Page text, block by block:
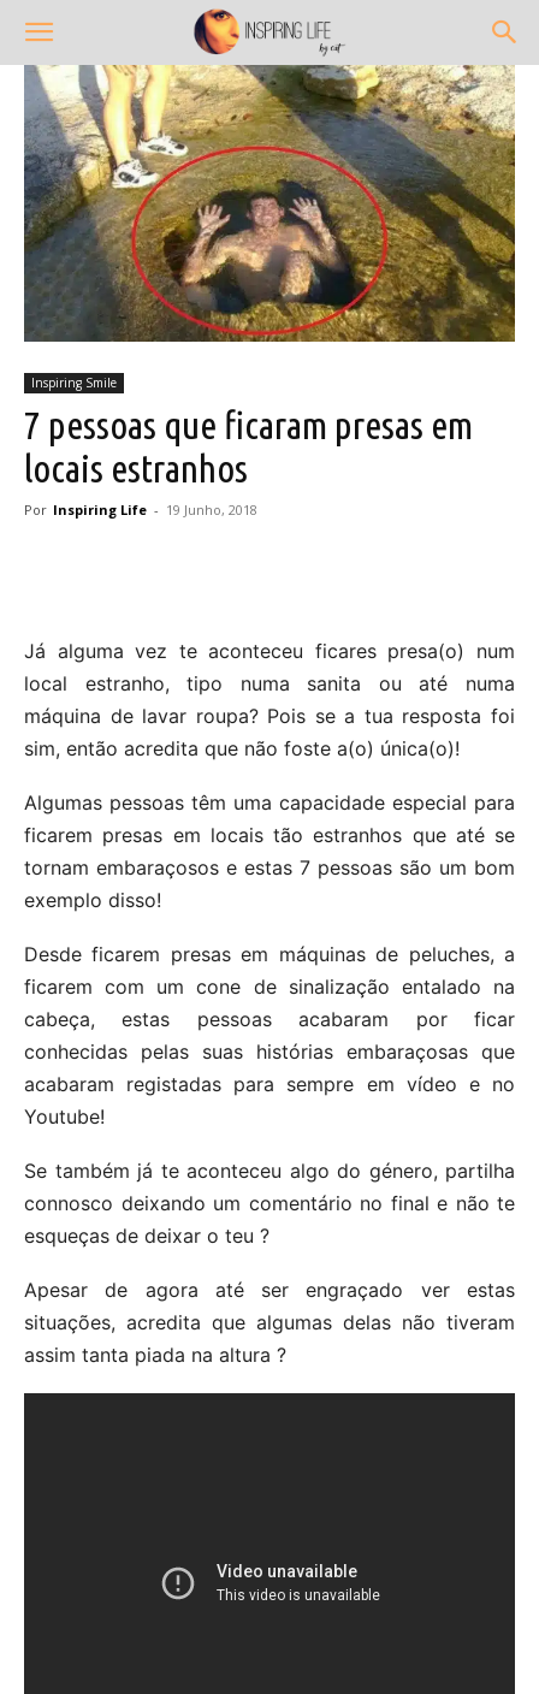
Inspiring Smile
7 pessoas que ficaram presas em
locais estranhos
Por Inspiring Life - 19 Junho, 2018
Já alguma vez te aconteceu ficares presa(o) num
local estranho, tipo numa sanita ou até numa
máquina de lavar roupa? Pois se a tua resposta foi
sim, então acredita que não foste a(o) única(o)!
Algumas pessoas têm uma capacidade especial para
ficarem presas em locais tão estranhos que até se
tornam embaraçosos e estas 7 pessoas são um bom
exemplo disso!
Desde ficarem presas em máquinas de peluches, a
ficarem com um cone de sinalização entalado na
cabeça, estas pessoas acabaram por ficar
conhecidas pelas suas histórias embaraçosas que
acabaram registadas para sempre em vídeo e no
Youtube!
Se também já te aconteceu algo do género, partilha
connosco deixando um comentário no final e não te
esqueças de deixar o teu ?
Apesar de agora até ser engraçado ver estas
situações, acredita que algumas delas não tiveram
assim tanta piada na altura ?